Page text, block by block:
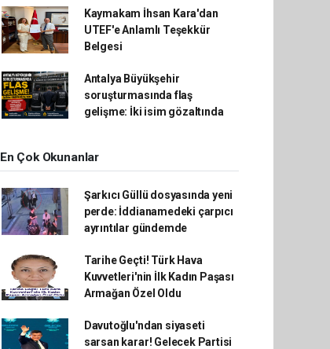
Kaymakam İhsan Kara'dan
UTEF'e Anlamlı Teşekkür
Belgesi
Antalya Büyükşehir
soruşturmasında flaş
gelişme: İki isim gözaltında
En Çok Okunanlar
Şarkıcı Güllü dosyasında yeni
perde: İddianamedeki çarpıcı
ayrıntılar gündemde
Tarihe Geçti! Türk Hava
Kuvvetleri'nin İlk Kadın Paşası
Armağan Özel Oldu
Davutoğlu'ndan siyaseti
sarsan karar! Gelecek Partisi